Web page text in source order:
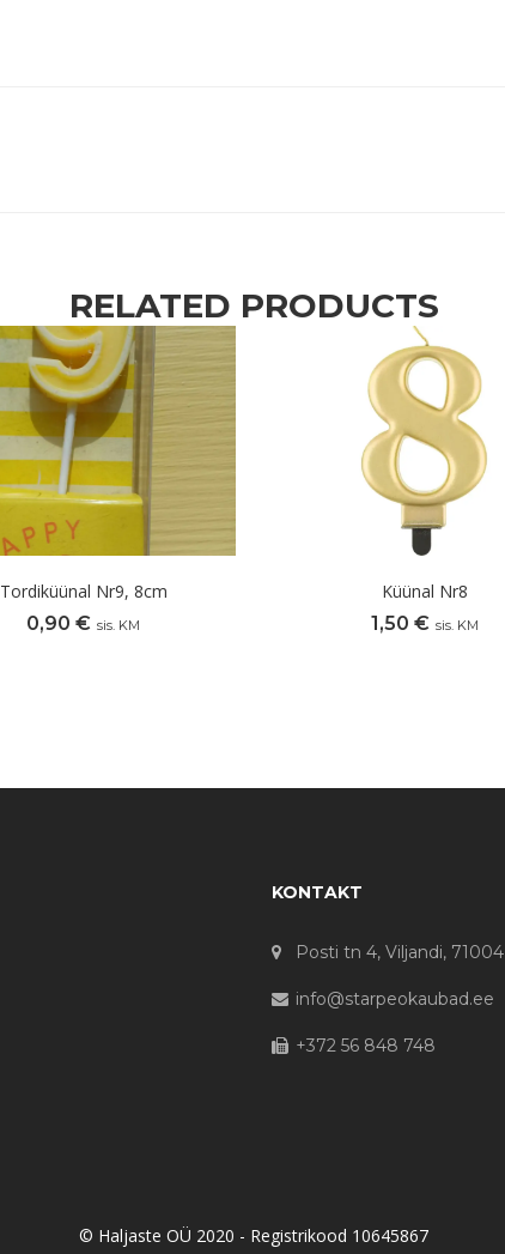
RELATED PRODUCTS
Tordiküünal Nr9, 8cm
0,90 € sis. KM
Küünal Nr8
1,50 € sis. KM
KONTAKT
Posti tn 4, Viljandi, 71004
info@starpeokaubad.ee
+372 56 848 748
© Haljaste OÜ 2020 - Registrikood 10645867